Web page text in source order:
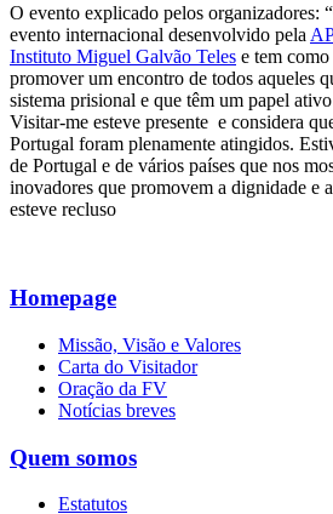
O evento explicado pelos organizadores:
evento internacional desenvolvido pela
Instituto Miguel Galvão Teles e tem
promover um encontro de todos aqueles
sistema prisional e que têm um papel
Visitar-me esteve presente e considera
Portugal foram plenamente atingidos.
de Portugal e de vários países que nos
inovadores que promovem a dignidade e
esteve recluso
Homepage
Missão, Visão e Valores
Carta do Visitador
Oração da FV
Notícias breves
Quem somos
Estatutos